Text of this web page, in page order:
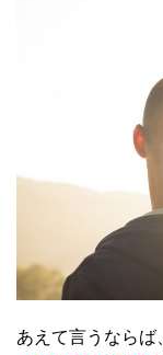
あえて言うならば